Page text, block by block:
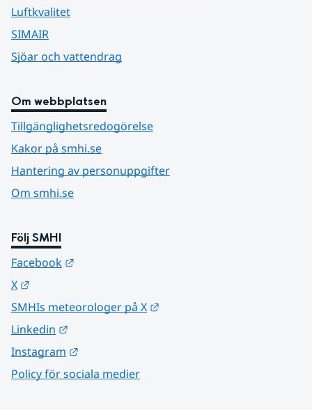
Luftkvalitet
SIMAIR
Sjöar och vattendrag
Om webbplatsen
Tillgänglighetsredogörelse
Kakor på smhi.se
Hantering av personuppgifter
Om smhi.se
Följ SMHI
Facebook
X
SMHIs meteorologer på X
Linkedin
Instagram
Policy för sociala medier